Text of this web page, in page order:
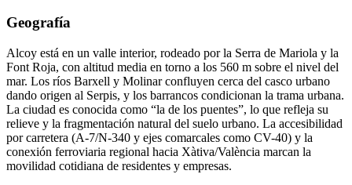
Geografía
Alcoy está en un valle interior, rodeado por la Serra de Mariola y la
Font Roja, con altitud media en torno a los 560 m sobre el nivel del
mar. Los ríos Barxell y Molinar confluyen cerca del casco urbano
dando origen al Serpis, y los barrancos condicionan la trama urbana.
La ciudad es conocida como “la de los puentes”, lo que refleja su
relieve y la fragmentación natural del suelo urbano. La accesibilidad
por carretera (A-7/N-340 y ejes comarcales como CV-40) y la
conexión ferroviaria regional hacia Xàtiva/València marcan la
movilidad cotidiana de residentes y empresas.